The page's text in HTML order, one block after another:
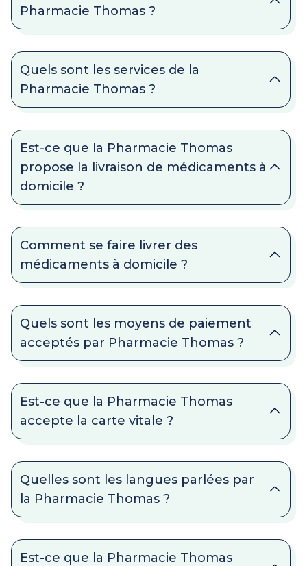
Pharmacie Thomas ?
Quels sont les services de la
Pharmacie Thomas ?
Est-ce que la Pharmacie Thomas
propose la livraison de médicaments à
domicile ?
Comment se faire livrer des
médicaments à domicile ?
Quels sont les moyens de paiement
acceptés par Pharmacie Thomas ?
Est-ce que la Pharmacie Thomas
accepte la carte vitale ?
Quelles sont les langues parlées par
la Pharmacie Thomas ?
Est-ce que la Pharmacie Thomas